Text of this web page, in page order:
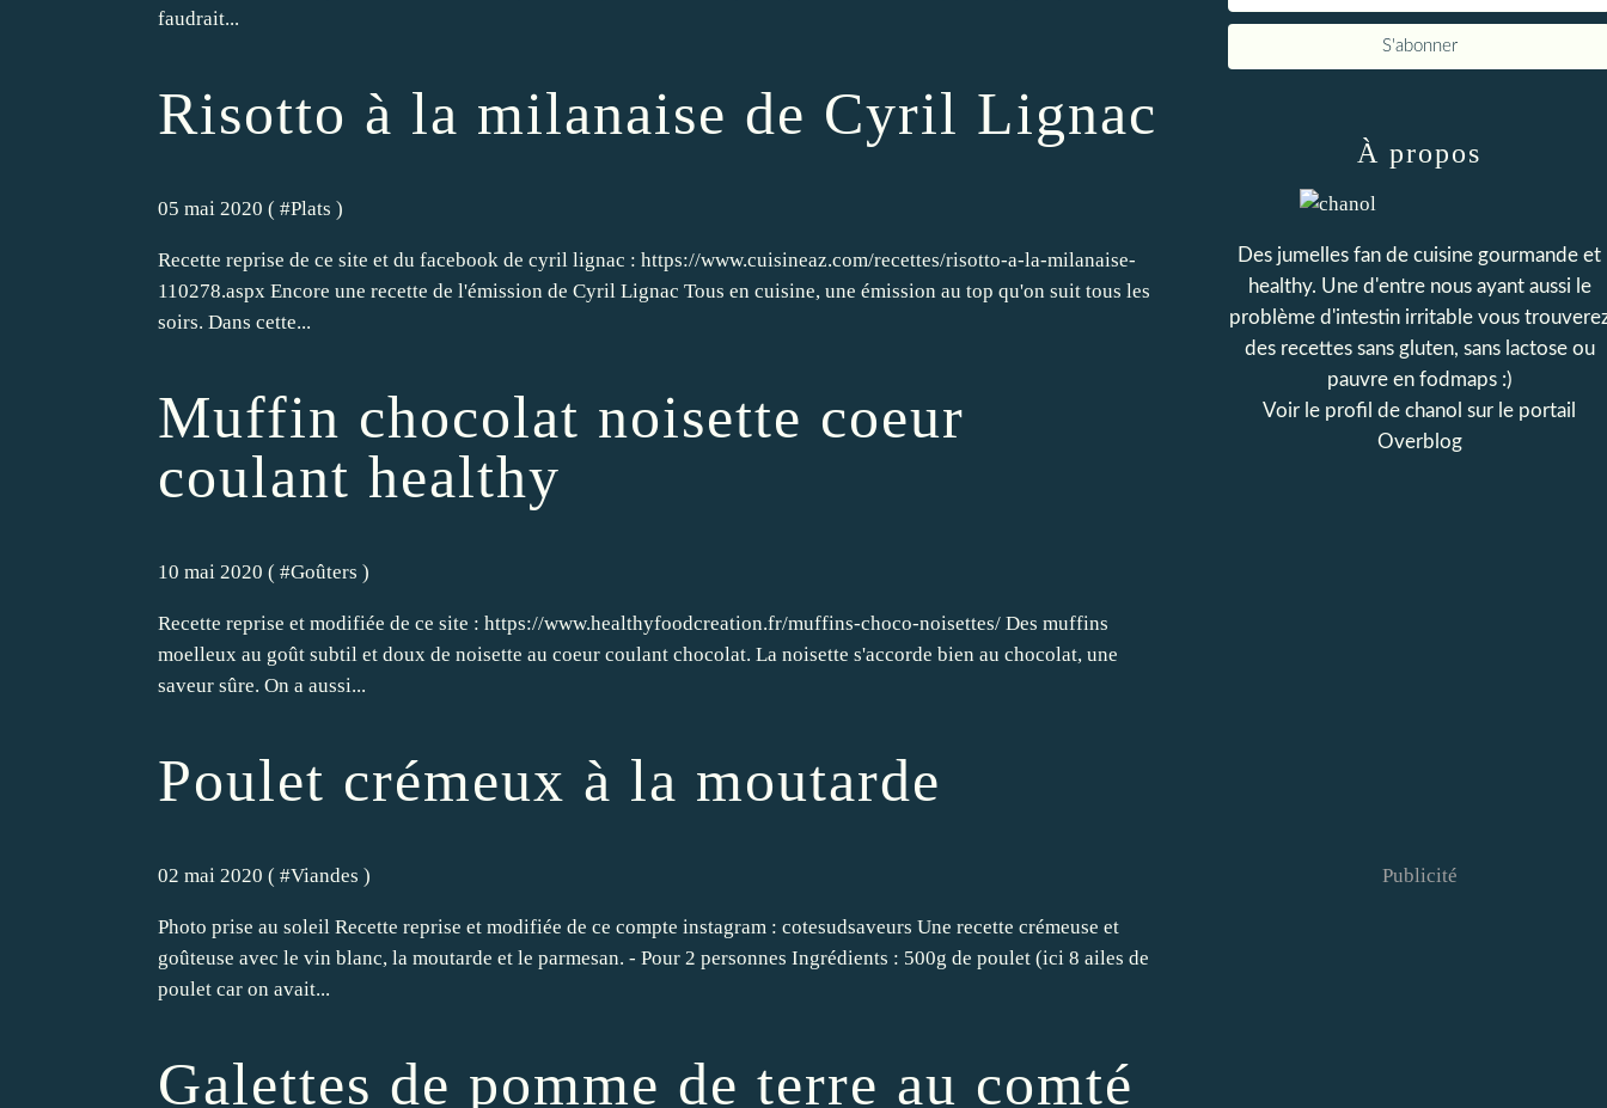
faudrait...
Risotto à la milanaise de Cyril Lignac
05 mai 2020 ( #Plats )
Recette reprise de ce site et du facebook de cyril lignac : https://www.cuisineaz.com/recettes/risotto-a-la-milanaise-
110278.aspx Encore une recette de l'émission de Cyril Lignac Tous en cuisine, une émission au top qu'on suit tous les
soirs. Dans cette...
Muffin chocolat noisette coeur
coulant healthy
10 mai 2020 ( #Goûters )
Recette reprise et modifiée de ce site : https://www.healthyfoodcreation.fr/muffins-choco-noisettes/ Des muffins
moelleux au goût subtil et doux de noisette au coeur coulant chocolat. La noisette s'accorde bien au chocolat, une
saveur sûre. On a aussi...
Poulet crémeux à la moutarde
02 mai 2020 ( #Viandes )
Photo prise au soleil Recette reprise et modifiée de ce compte instagram : cotesudsaveurs Une recette crémeuse et
goûteuse avec le vin blanc, la moutarde et le parmesan. - Pour 2 personnes Ingrédients : 500g de poulet (ici 8 ailes de
poulet car on avait...
Galettes de pomme de terre au comté
À propos
Des jumelles fan de cuisine gourmande et
healthy. Une d'entre nous ayant aussi le
problème d'intestin irritable vous
des recettes sans gluten, sans lactose ou
pauvre en fodmaps :)
Voir le profil de chanol sur le portail
Overblog
Publicité